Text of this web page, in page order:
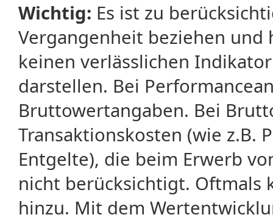
Wichtig: Es ist zu
Vergangenheit beziehen
keinen verlässlichen
darstellen. Bei
Bruttowertangaben. Bei
Transaktionskosten (wie z.B.
Entgelte), die beim Erwerb
nicht berücksichtigt. Oftmals
hinzu. Mit dem